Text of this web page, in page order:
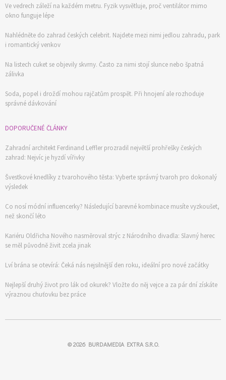
Ve vedrech záleží na každém metru. Fyzik vysvětluje, proč ventilátor mimo
okno funguje lépe
Nahlédněte do zahrad českých celebrit. Najdete mezi nimi jedlou zahradu, park
i romantický venkov
Na listech cuket se objevily skvrny. Často za nimi stojí slunce nebo špatná
zálivka
Soda, popel i droždí mohou rajčatům prospět. Při hnojení ale rozhoduje
správné dávkování
DOPORUČENÉ ČLÁNKY
Zahradní architekt Ferdinand Leffler prozradil největší prohřešky českých
zahrad: Nejvíc je hyzdí vířivky
Švestkové knedlíky z tvarohového těsta: Vyberte správný tvaroh pro dokonalý
výsledek
Co nosí módní influencerky? Následující barevné kombinace musíte vyzkoušet,
než skončí léto
Kariéru Oldřicha Nového nasměroval strýc z Národního divadla: Slavný herec
se měl původně živit zcela jinak
Lví brána se otevírá: Čeká nás nejsilnější den roku, ideální pro nové začátky
Nejlepší druhý život pro lák od okurek? Vložte do něj vejce a za pár dní získáte
výraznou chuťovku bez práce
© 2026 BURDAMEDIA EXTRA S.R.O.